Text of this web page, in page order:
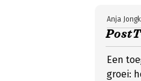
Anja
Een
groei: